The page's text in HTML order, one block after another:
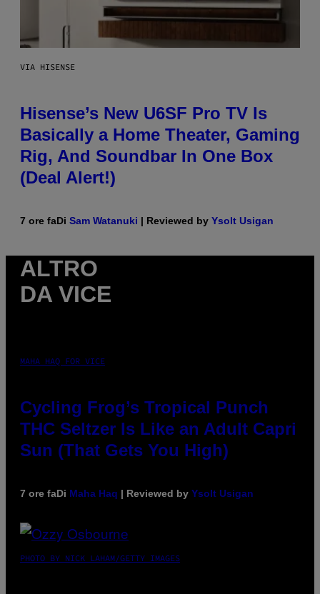
VIA HISENSE
Hisense’s New U6SF Pro TV Is
Basically a Home Theater, Gaming
Rig, And Soundbar In One Box
(Deal Alert!)
7 ore faDi Sam Watanuki | Reviewed by Ysolt Usigan
ALTRO
DA VICE
MAHA HAQ FOR VICE
Cycling Frog’s Tropical Punch
THC Seltzer Is Like an Adult Capri
Sun (That Gets You High)
7 ore faDi Maha Haq | Reviewed by Ysolt Usigan
PHOTO BY NICK LAHAM/GETTY IMAGES